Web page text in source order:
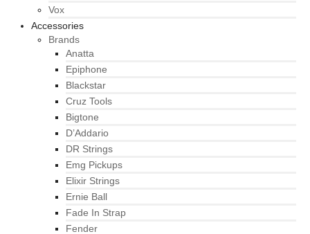
Vox
Accessories
Brands
Anatta
Epiphone
Blackstar
Cruz Tools
Bigtone
D’Addario
DR Strings
Emg Pickups
Elixir Strings
Ernie Ball
Fade In Strap
Fender